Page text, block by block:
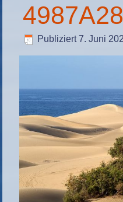
Publiziert 7. Juni